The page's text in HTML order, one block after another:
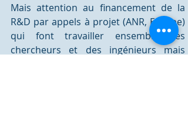
Mais attention au financement de la
R&D par appels à projet (ANR, Europe)
qui font travailler ensemble des
chercheurs et des ingénieurs mais